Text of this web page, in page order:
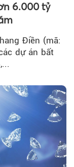
6.000 tỷ
Điền (mã:
dự án bất